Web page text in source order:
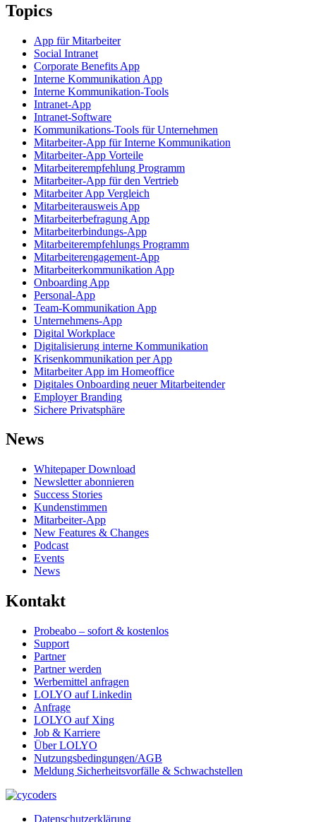
Topics
App für Mitarbeiter
Social Intranet
Corporate Benefits App
Interne Kommunikation App
Interne Kommunikation-Tools
Intranet-App
Intranet-Software
Kommunikations-Tools für Unternehmen
Mitarbeiter-App für Interne Kommunikation
Mitarbeiter-App Vorteile
Mitarbeiterempfehlung Programm
Mitarbeiter-App für den Vertrieb
Mitarbeiter App Vergleich
Mitarbeiterausweis App
Mitarbeiterbefragung App
Mitarbeiterbindungs-App
Mitarbeiterempfehlungs Programm
Mitarbeiterengagement-App
Mitarbeiterkommunikation App
Onboarding App
Personal-App
Team-Kommunikation App
Unternehmens-App
Digital Workplace
Digitalisierung interne Kommunikation
Krisenkommunikation per App
Mitarbeiter App im Homeoffice
Digitales Onboarding neuer Mitarbeitender
Employer Branding
Sichere Privatsphäre
News
Whitepaper Download
Newsletter abonnieren
Success Stories
Kundenstimmen
Mitarbeiter-App
New Features & Changes
Podcast
Events
News
Kontakt
Probeabo – sofort & kostenlos
Support
Partner
Partner werden
Werbemittel anfragen
LOLYO auf Linkedin
Anfrage
LOLYO auf Xing
Job & Karriere
Über LOLYO
Nutzungsbedingungen/AGB
Meldung Sicherheitsvorfälle & Schwachstellen
Datenschutzerklärung